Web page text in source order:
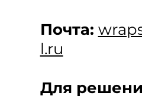
Почта:
l.ru
Для